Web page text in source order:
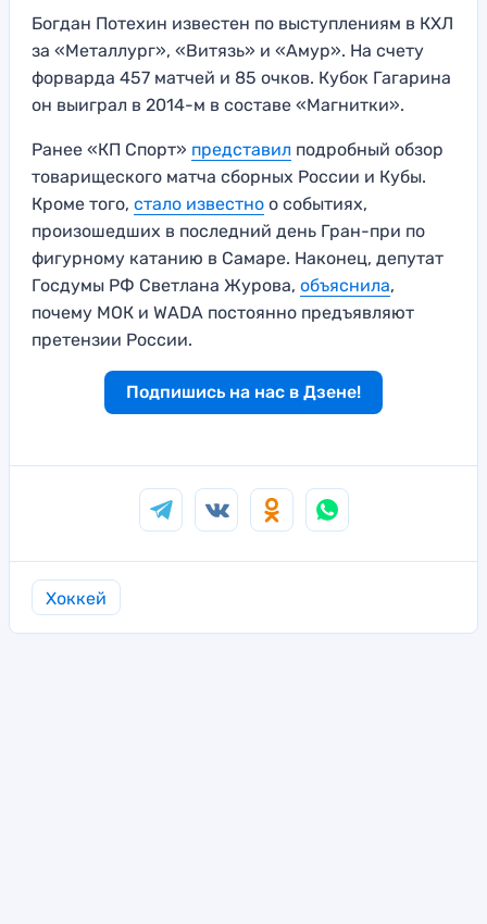
Богдан Потехин известен по выступлениям в КХЛ
за «Металлург», «Витязь» и «Амур». На счету
форварда 457 матчей и 85 очков. Кубок Гагарина
он выиграл в 2014-м в составе «Магнитки».
Ранее «КП Спорт» представил подробный обзор
товарищеского матча сборных России и Кубы.
Кроме того, стало известно о событиях,
произошедших в последний день Гран-при по
фигурному катанию в Самаре. Наконец, депутат
Госдумы РФ Светлана Журова, объяснила,
почему МОК и WADA постоянно предъявляют
претензии России.
Подпишись на нас в Дзене!
Хоккей